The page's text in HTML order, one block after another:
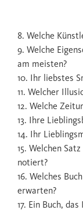
8. Welche
9. Welche
am meisten?
10. Ihr liebstes
11. Welcher
12. Welche
13. Ihre
14. Ihr
15. Welchen
notiert?
16. Welches
erwarten?
17. Ein Buch,